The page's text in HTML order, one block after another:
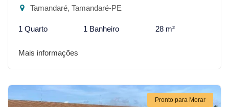
Tamandaré, Tamandaré-PE
1 Quarto 1 Banheiro 28 m²
Mais informações
Pronto para Morar